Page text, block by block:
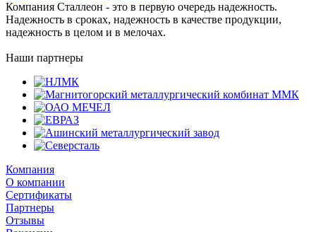
Компания Сталлеон - это в первую очередь надежность.
Надежность в сроках, надежность в качестве продукции,
надежность в целом и в мелочах.
Наши партнеры
Компания
О компании
Сертификаты
Партнеры
Отзывы